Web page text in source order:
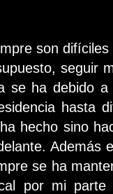
son
seguir
se ha debido
hasta
hecho sino
Además
se ha
por mi